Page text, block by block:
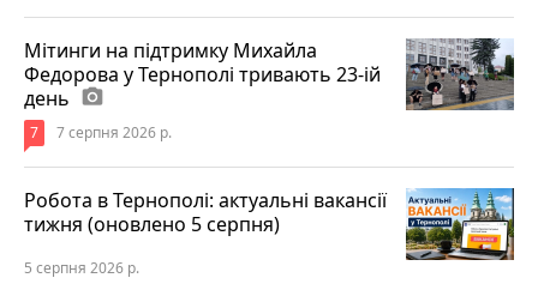
Мітинги на підтримку Михайла
Федорова у Тернополі тривають 23-ій
день photo_camera
7 7 серпня 2026 р.
Робота в Тернополі: актуальні вакансії
тижня (оновлено 5 серпня)
5 серпня 2026 р.